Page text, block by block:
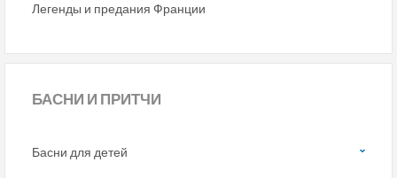
Легенды и предания Франции
БАСНИ И ПРИТЧИ
Басни для детей